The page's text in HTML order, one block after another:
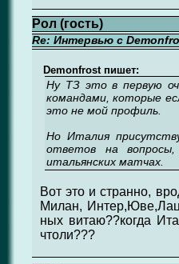
Рол (гость)
Re: Интервью с
Demonfrost пишет:
Ну ТЗ это в первую
командами, которые
это не мой профиль.
Но Италия
ответов на
итальянских матчах.
Вот это и странно,
Милан,
ных витаю??когда
чтоли???